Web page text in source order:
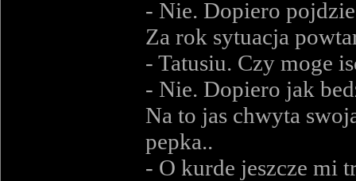
- Nie. Dopiero
Za rok sytuacja
- Tatusiu. Czy moge
- Nie. Dopiero jak
Na to jas chwyta
pepka..
- O kurde jeszcze mi